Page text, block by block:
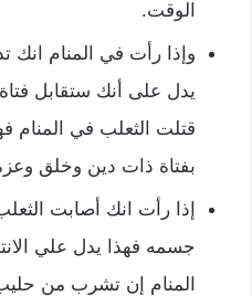
الوقت.
وإذا رأت في المنام انك
يدل على أنك ستقابل
قتلت الثعلب في المنام
بفتاة ذات دين وخلق
إذا رأت انك أصابت
جسمه فهذا يدل علي
المنام إن تشرب من